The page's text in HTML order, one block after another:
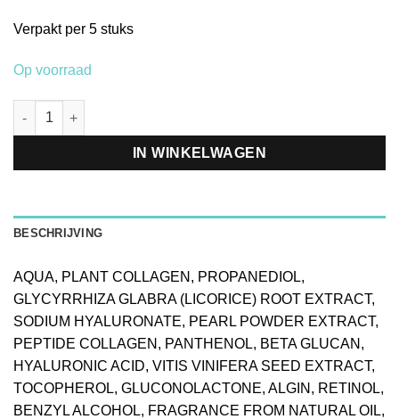
Verpakt per 5 stuks
Op voorraad
BeautyFace Lip Masker Lichtgroen - Hyaluron Filler aantal
IN WINKELWAGEN
BESCHRIJVING
AQUA, PLANT COLLAGEN, PROPANEDIOL,
GLYCYRRHIZA GLABRA (LICORICE) ROOT EXTRACT,
SODIUM HYALURONATE, PEARL POWDER EXTRACT,
PEPTIDE COLLAGEN, PANTHENOL, BETA GLUCAN,
HYALURONIC ACID, VITIS VINIFERA SEED EXTRACT,
TOCOPHEROL, GLUCONOLACTONE, ALGIN, RETINOL,
BENZYL ALCOHOL, FRAGRANCE FROM NATURAL OIL,